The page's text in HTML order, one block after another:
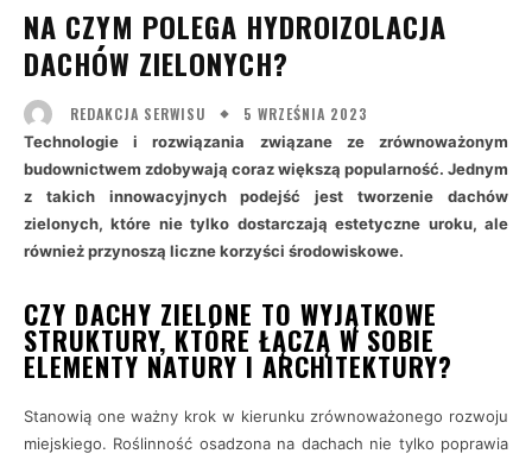
NA CZYM POLEGA HYDROIZOLACJA
DACHÓW ZIELONYCH?
REDAKCJA SERWISU 5 WRZEŚNIA 2023
Technologie i rozwiązania związane ze zrównoważonym
budownictwem zdobywają coraz większą popularność. Jednym
z takich innowacyjnych podejść jest tworzenie dachów
zielonych, które nie tylko dostarczają estetyczne uroku, ale
również przynoszą liczne korzyści środowiskowe.
CZY DACHY ZIELONE TO WYJĄTKOWE
STRUKTURY, KTÓRE ŁĄCZĄ W SOBIE
ELEMENTY NATURY I ARCHITEKTURY?
Stanowią one ważny krok w kierunku zrównoważonego rozwoju
miejskiego. Roślinność osadzona na dachach nie tylko poprawia